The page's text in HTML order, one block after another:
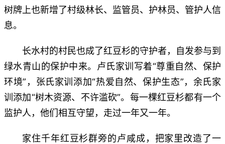
树牌上也新增了村级林长、监管员、护林员、管护人信
息。
长水村的村民也成了红豆杉的守护者，自发参与到
绿水青山的保护中来。卢氏家训写着“尊重自然、保护
环境”，张氏家训添加“热爱自然、保护生态”，余氏家
训添加“树木资源、不许滥砍”。每一棵红豆杉都有一个
监护人，他们相互守望，走过一年又一年。
家住千年红豆杉群旁的卢咸成，把家里改造了一